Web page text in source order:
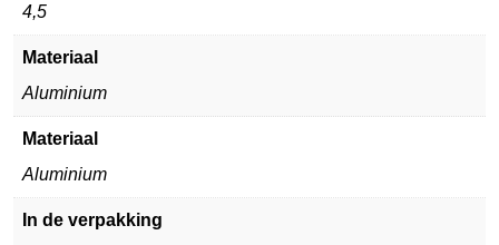
4,5
Materiaal
Aluminium
Materiaal
Aluminium
In de verpakking